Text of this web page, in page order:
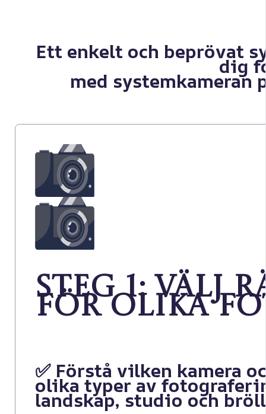
Ett enkelt och beprövat
dig
med systemkameran
Steg 1:
för olika
✅ Förstå vilken kamera
olika typer av
landskap, studio och